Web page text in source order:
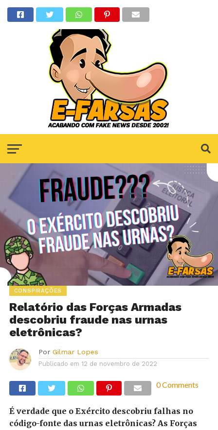
CONSPIRAÇÕES
Relatório das Forças Armadas
descobriu fraude nas urnas
eletrônicas?
Por Gilmar Lopes
Publicado em 12 de novembro de 2022
0 Comments
É verdade que o Exército descobriu falhas no
código-fonte das urnas eletrônicas? As Forças